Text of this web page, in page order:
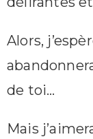
Alors,
de toi…
Mais